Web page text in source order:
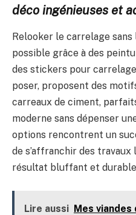
déco ingénieuses et
Relooker le carrelage
possible grâce à des
des stickers pour
poser, proposent des
carreaux de ciment,
moderne sans dépenser
options rencontrent un
de s’affranchir des
résultat bluffant et
Lire aussi Mes